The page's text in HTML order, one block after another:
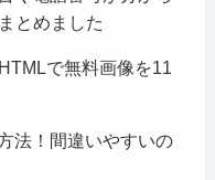
とめました
で無料画像を11
法！間違いやすいの